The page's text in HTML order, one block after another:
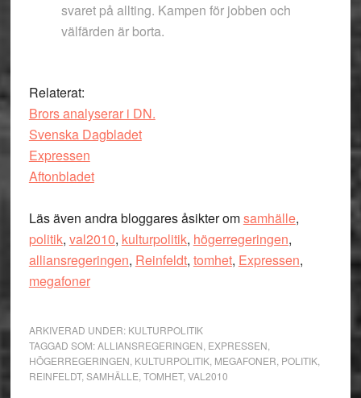
svaret på allting. Kampen för jobben och
välfärden är borta.
Relaterat:
Brors analyserar i DN.
Svenska Dagbladet
Expressen
Aftonbladet
Läs även andra bloggares åsikter omsamhälle,
politik, val2010, kulturpolitik, högerregeringen,
alliansregeringen, Reinfeldt, tomhet, Expressen,
megafoner
ARKIVERAD UNDER: KULTURPOLITIK
TAGGAD SOM:ALLIANSREGERINGEN EXPRESSEN
HÖGERREGERINGEN KULTURPOLITIK, MEGAFONER POLITIK,
REINFELDT, SAMHÄLLE TOMHET, VAL2010